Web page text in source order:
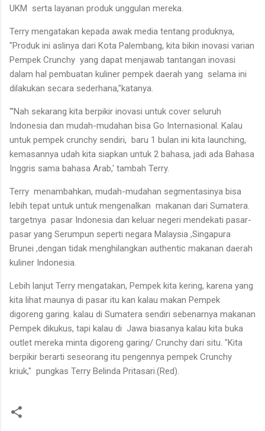
UKM serta layanan produk unggulan mereka.
Terry mengatakan kepada awak media tentang produknya,
"Produk ini aslinya dari Kota Palembang, kita bikin inovasi varian
Pempek Crunchy yang dapat menjawab tantangan inovasi
dalam hal pembuatan kuliner pempek daerah yang selama ini
dilakukan secara sederhana,"katanya.
"'Nah sekarang kita berpikir inovasi untuk cover seluruh
Indonesia dan mudah-mudahan bisa Go Internasional. Kalau
untuk pempek crunchy sendiri, baru 1 bulan ini kita launching,
kemasannya udah kita siapkan untuk 2 bahasa, jadi ada Bahasa
Inggris sama bahasa Arab,' tambah Terry.
Terry menambahkan, mudah-mudahan segmentasinya bisa
lebih tepat untuk untuk mengenalkan makanan dari Sumatera.
targetnya pasar Indonesia dan keluar negeri mendekati pasar-
pasar yang Serumpun seperti negara Malaysia ,Singapura
Brunei ,dengan tidak menghilangkan authentic makanan daerah
kuliner Indonesia.
Lebih lanjut Terry mengatakan, Pempek kita kering, karena yang
kita lihat maunya di pasar itu kan kalau makan Pempek
digoreng garing. kalau di Sumatera sendiri sebenarnya makanan
Pempek dikukus, tapi kalau di Jawa biasanya kalau kita buka
outlet mereka minta digoreng garing/ Crunchy dari situ. "Kita
berpikir berarti seseorang itu pengennya pempek Crunchy
kriuk," pungkas Terry Belinda Pritasari.(Red).